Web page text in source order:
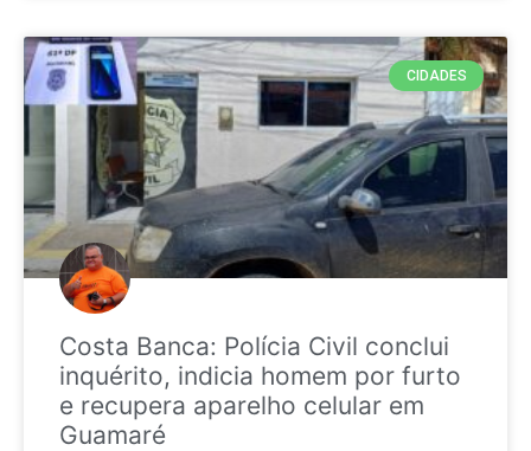
CIDADES
Costa Banca: Polícia Civil conclui
inquérito, indicia homem por furto
e recupera aparelho celular em
Guamaré